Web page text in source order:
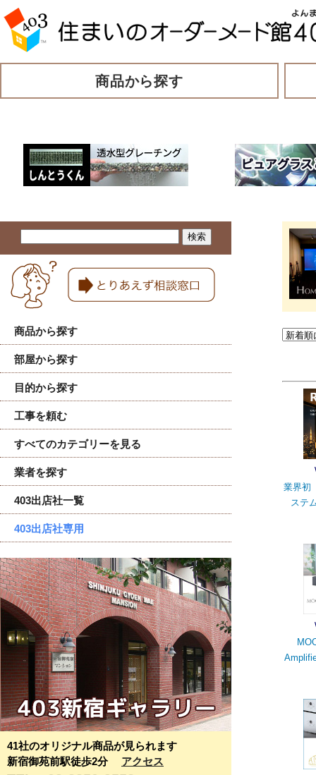
商品から探す
商品から探す
部屋から探す
目的から探す
工事を頼む
すべてのカテゴリーを見る
業者を探す
403出店社一覧
403出店社専用
41社のオリジナル商品が見られます
新宿御苑前駅徒歩2分 アクセス
業界初
ステ